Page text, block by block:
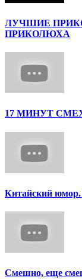
ЛУЧШИЕ
ПРИКОЛЮХА
17 МИНУТ
Китайский юмор.
Смешно, еще